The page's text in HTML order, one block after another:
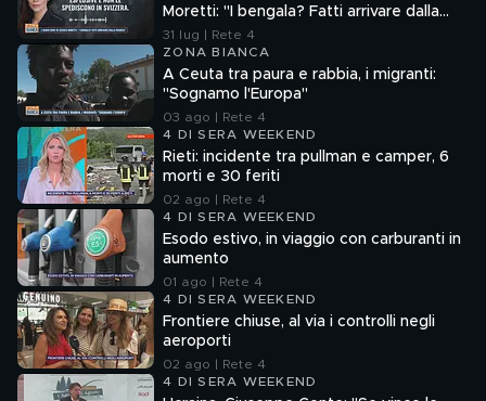
Moretti: "I bengala? Fatti arrivare dalla
Francia"
31 lug | Rete 4
ZONA BIANCA
A Ceuta tra paura e rabbia, i migranti:
"Sognamo l'Europa"
03 ago | Rete 4
4 DI SERA WEEKEND
Rieti: incidente tra pullman e camper, 6
morti e 30 feriti
02 ago | Rete 4
4 DI SERA WEEKEND
Esodo estivo, in viaggio con carburanti in
aumento
01 ago | Rete 4
4 DI SERA WEEKEND
Frontiere chiuse, al via i controlli negli
aeroporti
02 ago | Rete 4
4 DI SERA WEEKEND